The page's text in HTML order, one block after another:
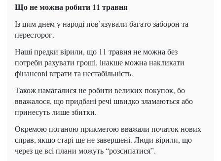
Що не можна робити 11 травня
Із цим днем у народі пов’язували багато заборон та
пересторог.
Наші предки вірили, що 11 травня не можна без
потреби рахувати гроші, інакше можна накликати
фінансові втрати та нестабільність.
Також намагалися не робити великих покупок, бо
вважалося, що придбані речі швидко зламаються або
принесуть лише збитки.
Окремою поганою прикметою вважали початок нових
справ, якщо старі ще не завершені. Люди вірили, що
через це всі плани можуть “розсипатися”.